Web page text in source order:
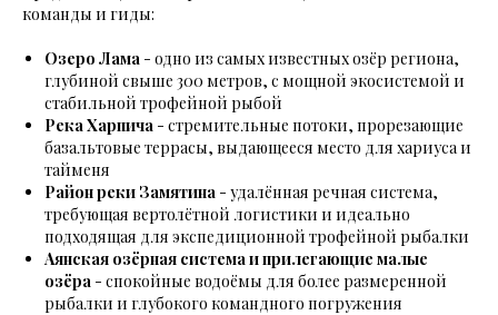
команды и гиды:
Озеро Лама - одно из самых известных озёр региона,
глубиной свыше 300 метров, с мощной экосистемой и
стабильной трофейной рыбой
Река Харпича - стремительные потоки, прорезающие
базальтовые террасы, выдающееся место для хариуса и
тайменя
Район реки Замятина - удалённая речная система,
требующая вертолётной логистики и идеально
подходящая для экспедиционной трофейной рыбалки
Аянская озёрная система и прилегающие малые
озёра - спокойные водоёмы для более размеренной
рыбалки и глубокого командного погружения